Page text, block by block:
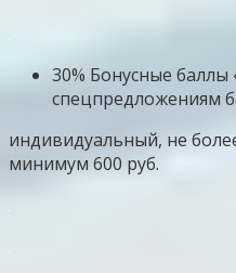
30% Бонусные баллы
спецпредложениям
индивидуальный, не
минимум 600 руб.